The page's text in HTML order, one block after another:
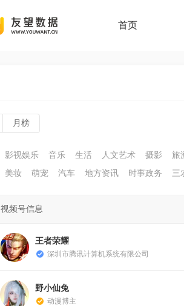
首页
月榜
影视娱乐 音乐 生活 人文艺术 摄影
旅
美妆 萌宠 汽车 地方资讯 时事政务 三
视频号信息
王者荣耀
深圳市腾讯计算机系统有限公司
野小仙兔
动漫博主